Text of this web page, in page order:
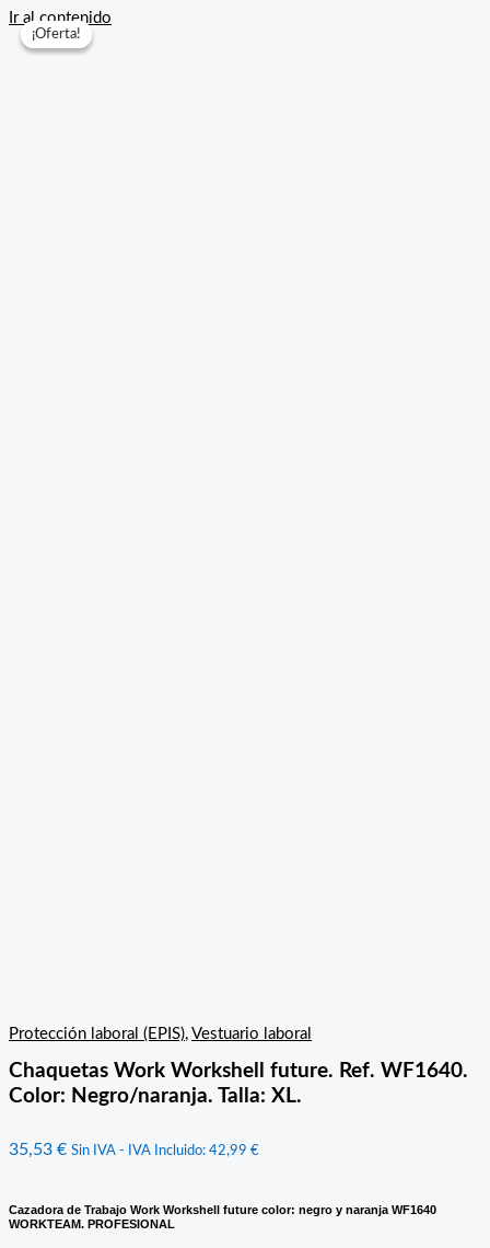
Ir al contenido
Protección laboral (EPIS), Vestuario laboral
Chaquetas Work Workshell future. Ref. WF1640.
Color: Negro/naranja. Talla: XL.
35,53 € Sin IVA - IVA Incluido: 42,99 €
Cazadora de Trabajo Work Workshell future color: negro y naranja WF1640
WORKTEAM. PROFESIONAL
¡Oferta!
¡Oferta!